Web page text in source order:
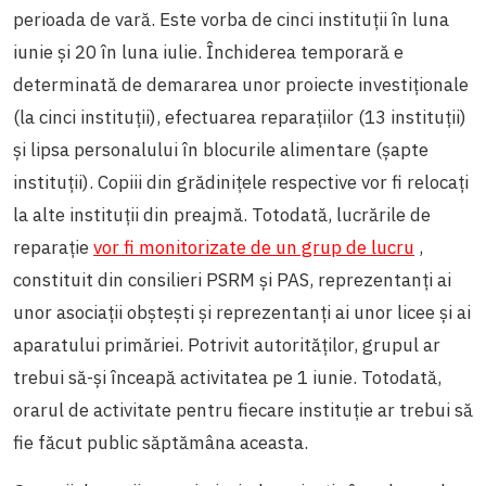
perioada de vară. Este vorba de cinci instituții în luna
iunie și 20 în luna iulie. Închiderea temporară e
determinată de demararea unor proiecte investiționale
(la cinci instituții), efectuarea reparațiilor (13 instituții)
și lipsa personalului în blocurile alimentare (șapte
instituții). Copiii din grădinițele respective vor fi relocați
la alte instituții din preajmă. Totodată, lucrările de
reparațievor fi monitorizate de un grup de lucru ,
constituit din consilieri PSRM și PAS, reprezentanți ai
unor asociații obștești și reprezentanți ai unor licee și ai
aparatului primăriei. Potrivit autorităților, grupul ar
trebui să-și înceapă activitatea pe 1 iunie. Totodată,
orarul de activitate pentru fiecare instituție ar trebui să
fie făcut public săptămâna aceasta.